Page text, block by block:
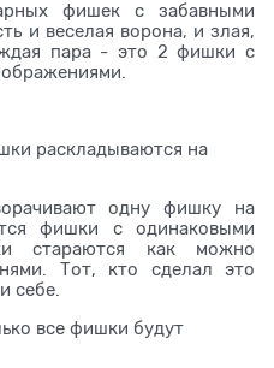
фишек с забавными
и веселая ворона, и злая,
пара - это 2 фишки с
раскладываются на
одну фишку на
фишки с одинаковыми
стараются как можно
Тот, кто сделал это
себе.
все фишки будут